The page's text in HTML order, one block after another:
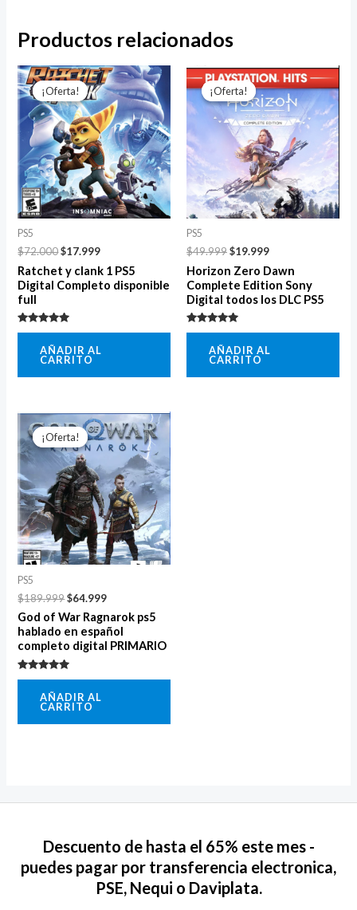
Productos relacionados
¡Oferta!
¡Oferta!
PS5
$72.000
El
precio
original
era:
$72.000.
$17.999
El
precio
actual
es:
$17.999.
Ratchet y clank 1 PS5
Digital Completo disponible
full
Valorado
AÑADIR AL
CARRITO
¡Oferta!
¡Oferta!
PS5
$49.999
El
precio
original
era:
$49.999.
$19.999
El
precio
actual
es:
$19.999.
Horizon Zero Dawn
Complete Edition Sony
Digital todos los DLC PS5
Valorado
AÑADIR AL
CARRITO
¡Oferta!
¡Oferta!
PS5
$189.999
El
precio
original
era:
$189.999.
$64.999
El
precio
actual
$64.999.
God of War Ragnarok ps5
hablado en español
completo digital PRIMARIO
Valorado
AÑADIR AL
CARRITO
Descuento de hasta el 65% este mes -
puedes pagar por transferencia electronica,
PSE, Nequi o Daviplata.